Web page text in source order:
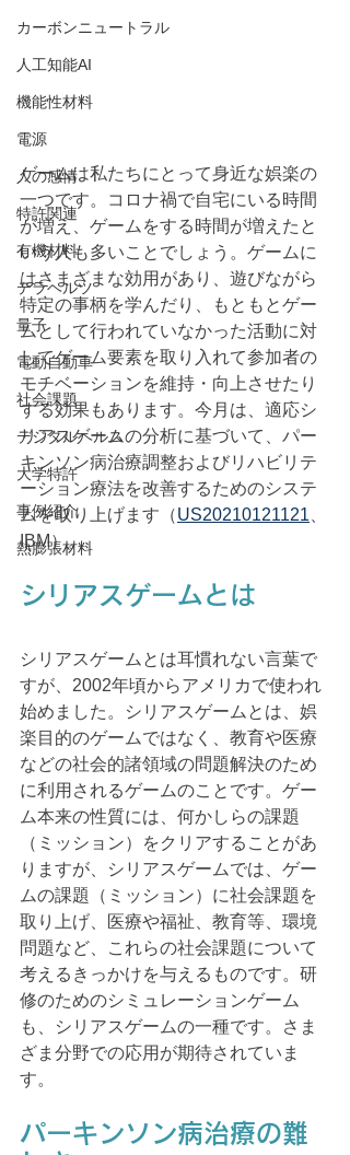
カーボンニュートラル
人工知能AI
機能性材料
電源
人の感情
特許関連
有機材料
テラヘルツ
量子
電動自動車
社会課題
デジタルヘルス
大学特許
事例紹介
熱膨張材料
ゲームは私たちにとって身近な娯楽の
一つです。コロナ禍で自宅にいる時間
が増え、ゲームをする時間が増えたと
いう人も多いことでしょう。ゲームに
はさまざまな効用があり、遊びながら
特定の事柄を学んだり、もともとゲー
ムとして行われていなかった活動に対
してゲーム要素を取り入れて参加者の
モチベーションを維持・向上させたり
する効果もあります。今月は、適応シ
リアスゲームの分析に基づいて、パー
キンソン病治療調整およびリハビリテ
ーション療法を改善するためのシステ
ムを取り上げます（US20210121121
IBM）。
シリアスゲームとは
シリアスゲームとは耳慣れない言葉で
すが、2002年頃からアメリカで使われ
始めました。シリアスゲームとは、娯
楽目的のゲームではなく、教育や医療
などの社会的諸領域の問題解決のため
に利用されるゲームのことです。ゲー
ム本来の性質には、何かしらの課題
（ミッション）をクリアすることがあ
りますが、シリアスゲームでは、ゲー
ムの課題（ミッション）に社会課題を
取り上げ、医療や福祉、教育等、環境
問題など、これらの社会課題について
考えるきっかけを与えるものです。研
修のためのシミュレーションゲーム
も、シリアスゲームの一種です。さま
ざま分野での応用が期待されていま
す。
パーキンソン病治療の難